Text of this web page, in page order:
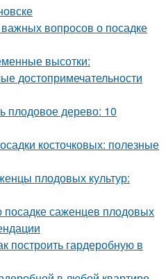
вопросов о посадке
высотки:
достопримечательности
плодовое дерево: 10
косточковых: полезные
плодовых культур:
посадке саженцев плодовых
построить гардеробную в